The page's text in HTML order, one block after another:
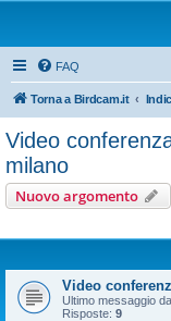
FAQ
Torna a Birdcam.it
Video
milano
Nuovo argomento
Video
Ultimo messaggio da
Risposte: 9